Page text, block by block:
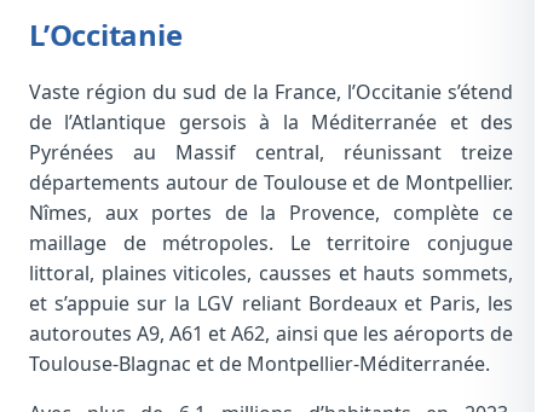
L’Occitanie
Vaste région du sud de la France, l’Occitanie s’étend
de l’Atlantique gersois à la Méditerranée et des
Pyrénées au Massif central, réunissant treize
départements autour de Toulouse et de Montpellier.
Nîmes, aux portes de la Provence, complète ce
maillage de métropoles. Le territoire conjugue
littoral, plaines viticoles, causses et hauts sommets,
et s’appuie sur la LGV reliant Bordeaux et Paris, les
autoroutes A9, A61 et A62, ainsi que les aéroports de
Toulouse-Blagnac et de Montpellier-Méditerranée.